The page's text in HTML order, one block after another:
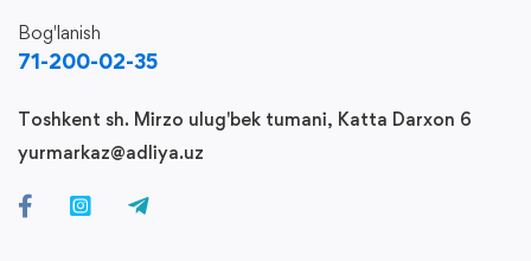
Bog'lanish
71-200-02-35
Toshkent sh. Mirzo ulug'bek tumani, Katta Darxon 6
yurmarkaz@adliya.uz